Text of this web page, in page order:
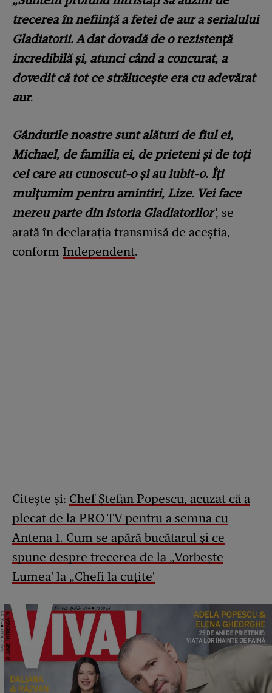
trecerea în neființă a fetei de aur a serialului
Gladiatorii. A dat dovadă de o rezistență
incredibilă și, atunci când a concurat, a
dovedit că tot ce strălucește era cu adevărat
aur.
Gândurile noastre sunt alături de fiul ei,
Michael, de familia ei, de prieteni și de toți
cei care au cunoscut-o și au iubit-o. Îți
mulțumim pentru amintiri, Lize. Vei face
mereu parte din istoria Gladiatorilor', se
arată în declarația transmisă de aceștia,
conform Independent.
Citește și: Chef Ștefan Popescu, acuzat că a
plecat de la PRO TV pentru a semna cu
Antena 1. Cum se apără bucătarul și ce
spune despre trecerea de la „Vorbește
Lumea' la „Chefi la cuțite'